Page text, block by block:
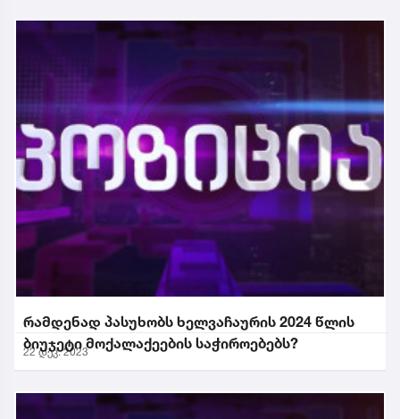
რამდენად პასუხობს ხელვაჩაურის 2024 წლის
ბიუჯეტი მოქალაქეების საჭიროებებს?
22 დეკ. 2023